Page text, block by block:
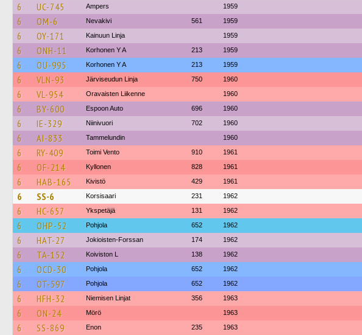
6 UC-745 Ampers 1959
6 OM-6 Nevakivi 561 1959
6 OY-171 Kainuun Linja 1959
6 ONH-11 Korhonen Y A 213 1959
6 OU-995 Korhonen Y A 213 1959
6 VLN-93 Järviseudun Linja 750 1960
6 VL-954 Oravaisten Liikenne 1960
6 BY-600 Espoon Auto 696 1960
6 IE-329 Niinivuori 702 1960
6 AI-833 Tammelundin 1960
6 RY-409 Toimi Vento 910 1961
6 OF-214 Kyllonen 828 1961
6 HAB-165 Kivistö 429 1961
6 SS-6 Korsisaari 231 1962
6 HC-657 Ykspetäjä 131 1962
6 OHP-52 Pohjola 652 1962
6 HAT-27 Jokioisten-Forssan 174 1962
6 TA-152 Koiviston L 138 1962
6 OCD-30 Pohjola 652 1962
6 OT-597 Pohjola 652 1962
6 HFH-32 Niemisen Linjat 356 1963
6 ON-24 Mörö 1963
6 SS-869 Enon 235 1963